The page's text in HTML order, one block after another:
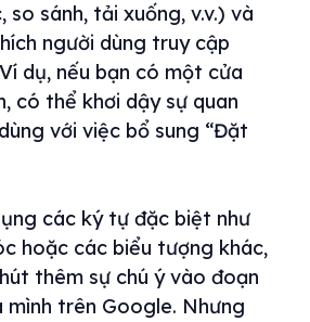
so sánh, tải xuống, v.v.) và
người dùng truy cập
dụ, nếu bạn có một cửa
có thể khơi dậy sự quan
với việc bổ sung “Đặt
các ký tự đặc biệt như
hoặc các biểu tượng khác,
thêm sự chú ý vào đoạn
mình trên Google. Nhưng